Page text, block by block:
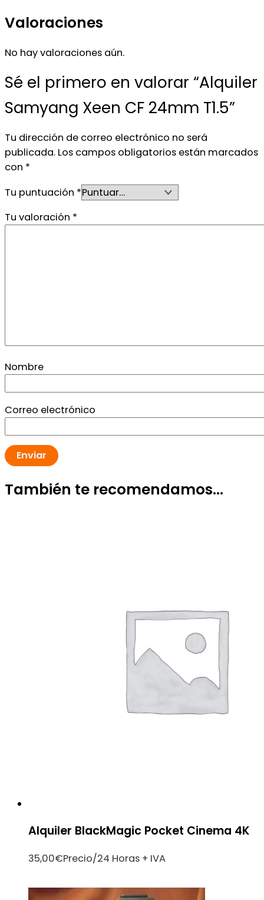
Valoraciones
No hay valoraciones aún.
Sé el primero en valorar “Alquiler
Samyang Xeen CF 24mm T1.5”
Tu dirección de correo electrónico no será
publicada. Los campos obligatorios están marcados
con *
Tu puntuación *
Tu valoración *
Nombre
Correo electrónico
También te recomendamos…
Alquiler BlackMagic Pocket Cinema 4K
35,00€Precio/24 Horas + IVA